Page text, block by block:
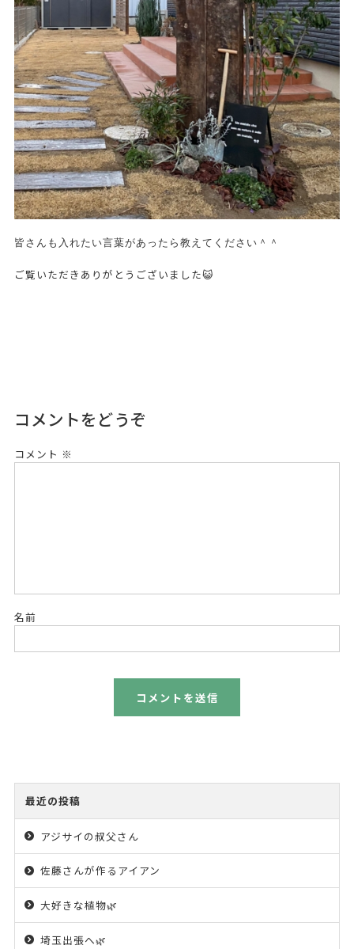
皆さんも入れたい言葉があったら教えてください＾＾
ご覧いただきありがとうございました😺
コメントをどうぞ
コメント ※
名前
最近の投稿
アジサイの叔父さん
佐藤さんが作るアイアン
大好きな植物🌿
埼玉出張へ🌿